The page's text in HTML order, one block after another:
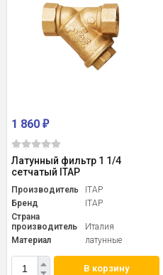
1 860 ₽
Латунный фильтр 1 1/4
сетчатый ITAP
Производитель
ITAP
Бренд
ITAP
Страна
производитель
Италия
Материал
латунные
В корзину